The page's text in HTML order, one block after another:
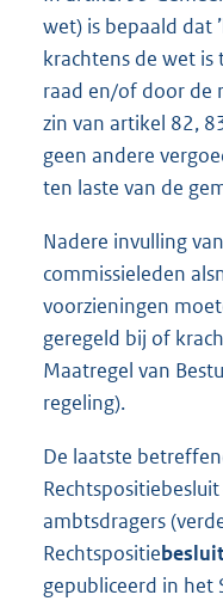
wet) is bepaald dat
krachtens de wet is
raad en/of door de
zin van artikel 82,
geen andere
ten laste van de
Nadere invulling
commissieleden
voorzieningen
geregeld bij of
Maatregel van
regeling).
De laatste
ambtsdragers
Rechtspositiebesluit
gepubliceerd in het